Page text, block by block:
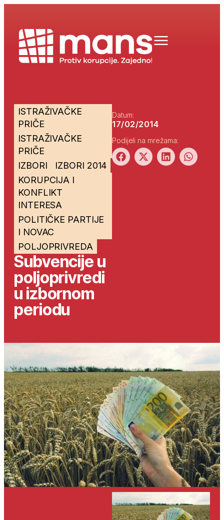
ISTRAŽIVAČKE
PRIČE
ISTRAŽIVAČKE
PRIČE
IZBORI
IZBORI 2014
KORUPCIJA I
KONFLIKT
INTERESA
POLITIČKE PARTIJE
I NOVAC
POLJOPRIVREDA
Subvencije u
poljoprivredi
u izbornom
periodu
Datum:
17/02/2014
Podijeli na mrežama: